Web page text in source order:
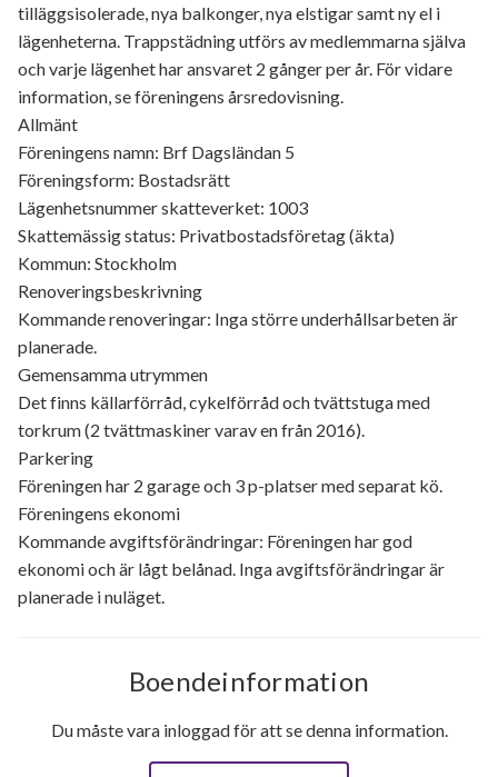
tilläggsisolerade, nya balkonger, nya elstigar samt ny el i
lägenheterna. Trappstädning utförs av medlemmarna själva
och varje lägenhet har ansvaret 2 gånger per år. För vidare
information, se föreningens årsredovisning.
Allmänt
Föreningens namn: Brf Dagsländan 5
Föreningsform: Bostadsrätt
Lägenhetsnummer skatteverket: 1003
Skattemässig status: Privatbostadsföretag (äkta)
Kommun: Stockholm
Renoveringsbeskrivning
Kommande renoveringar: Inga större underhållsarbeten är
planerade.
Gemensamma utrymmen
Det finns källarförråd, cykelförråd och tvättstuga med
torkrum (2 tvättmaskiner varav en från 2016).
Parkering
Föreningen har 2 garage och 3 p-platser med separat kö.
Föreningens ekonomi
Kommande avgiftsförändringar: Föreningen har god
ekonomi och är lågt belånad. Inga avgiftsförändringar är
planerade i nuläget.
Boendeinformation
Du måste vara inloggad för att se denna information.